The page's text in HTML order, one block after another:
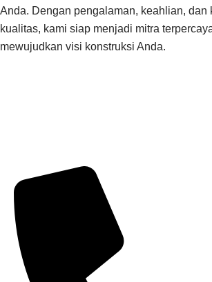
Anda. Dengan pengalaman, keahlian, dan
kualitas, kami siap menjadi mitra
mewujudkan visi konstruksi Anda.